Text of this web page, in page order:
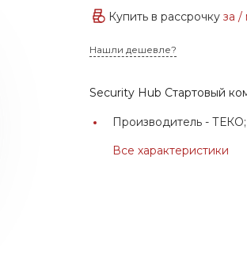
Купить в рассрочкуза/
Нашли дешевле?
Security Hub Стартовый
Производитель -ТЕКО;
Все характеристики